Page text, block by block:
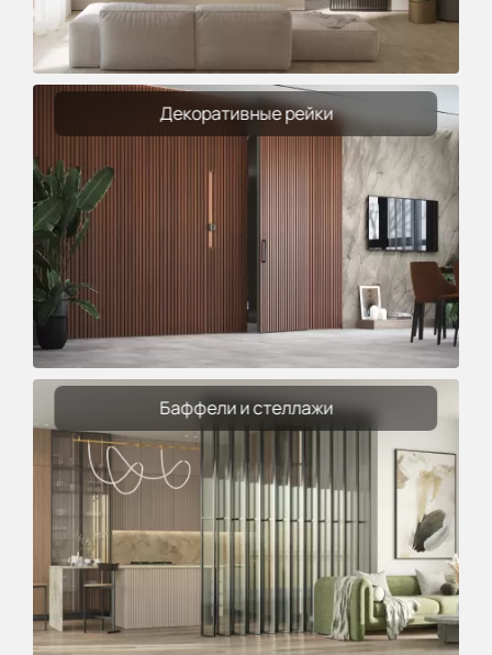
Декоративные рейки
Баффели и стеллажи